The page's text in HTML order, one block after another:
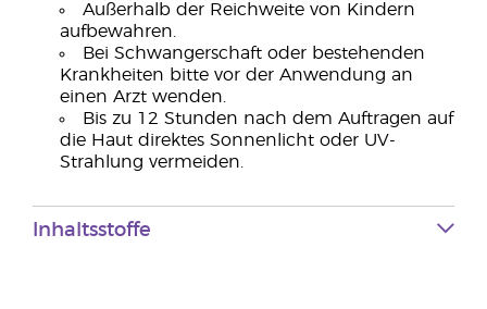
Außerhalb der Reichweite von Kindern
aufbewahren.
Bei Schwangerschaft oder bestehenden
Krankheiten bitte vor der Anwendung an
einen Arzt wenden.
Bis zu 12 Stunden nach dem Auftragen auf
die Haut direktes Sonnenlicht oder UV-
Strahlung vermeiden.
Inhaltsstoffe